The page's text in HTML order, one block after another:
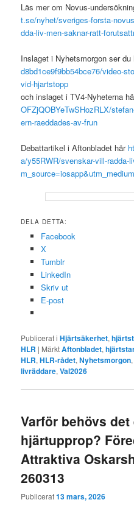
Läs mer om Novus-
t.se/nyhet/sveriges-forsta-
dda-liv-men-saknar-ratt-
Inslaget i Nyhetsmorgon ser du
d8bd1ce9f9bb54bce76/video-
vid-hjartstopp
och inslaget i TV4-Nyheterna
OFZjQOBYeTwSHozRLX/
ern-raeddades-av-frun
Debattartikel i Aftonbladet här
a/y55RWR/svenskar-vill-radda-
DELA DETTA:
Facebook
X
Tumblr
LinkedIn
Skriv ut
E-post
Publicerat i Hjärtsäkerhet,
HLR | MärktAftonbladet,
HLR,HLR-rådet,Nyhetsmorgon,
livräddare,Val2026
Varför behövs det
hjärtupprop?
Attraktiva
260313
Publicerat13 mars, 2026